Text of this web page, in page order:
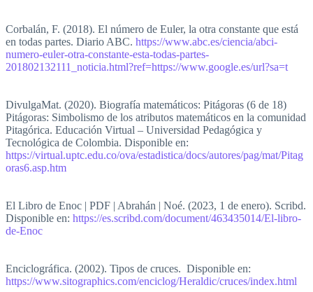
Corbalán, F. (2018). El número de Euler, la otra constante que está
en todas partes. Diario ABC. https://www.abc.es/ciencia/abci-
numero-euler-otra-constante-esta-todas-partes-
201802132111_noticia.html?ref=https://www.google.es/url?sa=t
DivulgaMat. (2020). Biografía matemáticos: Pitágoras (6 de 18)
Pitágoras: Simbolismo de los atributos matemáticos en la comunidad
Pitagórica. Educación Virtual – Universidad Pedagógica y
Tecnológica de Colombia. Disponible en:
https://virtual.uptc.edu.co/ova/estadistica/docs/autores/pag/mat/Pitag
oras6.asp.htm
El Libro de Enoc | PDF | Abrahán | Noé. (2023, 1 de enero). Scribd.
Disponible en: https://es.scribd.com/document/463435014/El-libro-
de-Enoc
Enciclográfica. (2002). Tipos de cruces. Disponible en:
https://www.sitographics.com/enciclog/Heraldic/cruces/index.html